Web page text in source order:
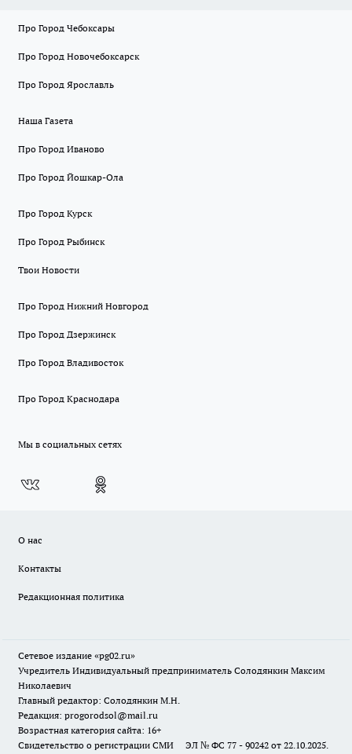
Про Город Чебоксары
Про Город Новочебоксарск
Про Город Ярославль
Наша Газета
Про Город Иваново
Про Город Йошкар-Ола
Про Город Курск
Про Город Рыбинск
Твои Новости
Про Город Нижний Новгород
Про Город Дзержинск
Про Город Владивосток
Про Город Краснодара
Мы в социальных сетях
О нас
Контакты
Редакционная политика
Сетевое издание «pg02.ru»
Учредитель Индивидуальный предприниматель Солодянкин Максим
Николаевич
Главный редактор: Солодянкин М.Н.
Редакция: progorodsol@mail.ru
Возрастная категория сайта: 16+
Свидетельство о регистрации СМИ ЭЛ № ФС 77 - 90242 от 22.10.2025.